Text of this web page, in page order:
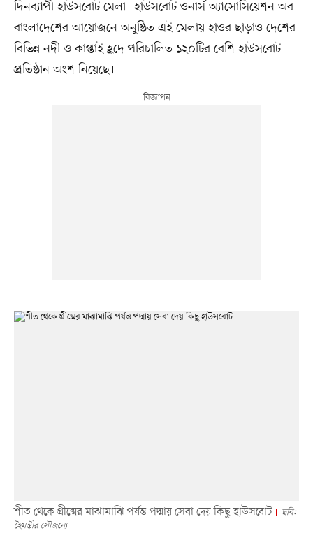
দিনব্যাপী হাউসবোট মেলা। হাউসবোট ওনার্স অ্যাসোসিয়েশন অব
বাংলাদেশের আয়োজনে অনুষ্ঠিত এই মেলায় হাওর ছাড়াও দেশের
বিভিন্ন নদী ও কাপ্তাই হ্রদে পরিচালিত ১২০টির বেশি হাউসবোট
প্রতিষ্ঠান অংশ নিয়েছে।
শীত থেকে গ্রীষ্মের মাঝামাঝি পর্যন্ত পদ্মায় সেবা দেয় কিছু হাউসবোট
ছবি:
হৈমন্তীর সৌজন্যে